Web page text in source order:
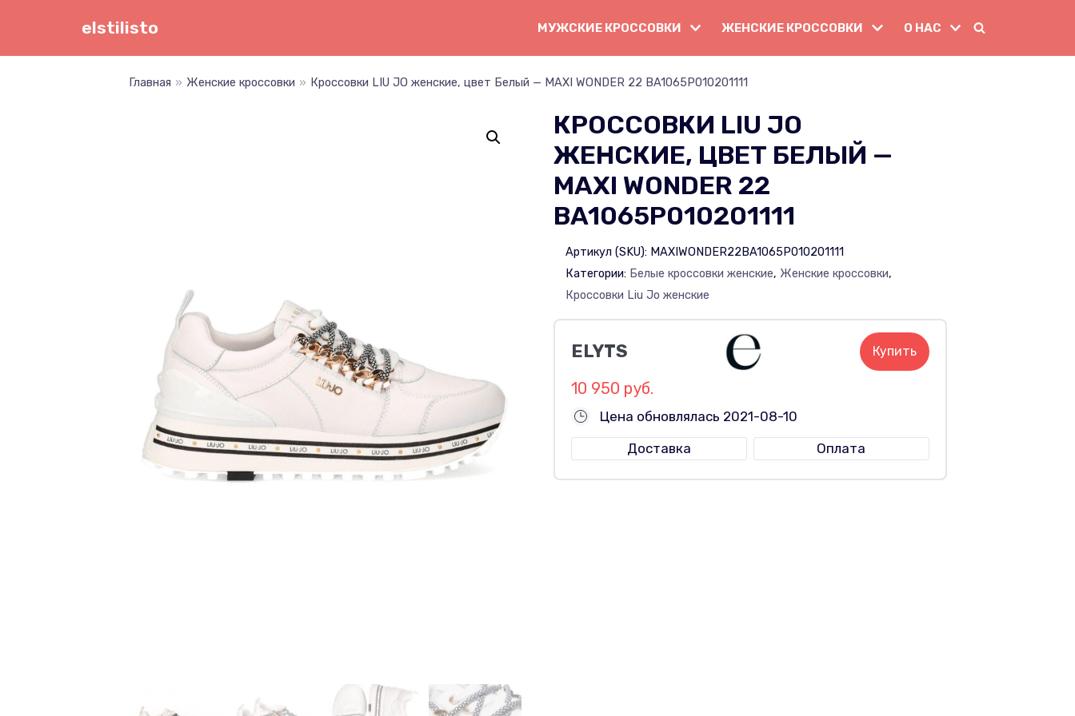
elstilisto МУЖСКИЕ КРОССОВКИ ЖЕНСКИЕ КРОССОВКИ О НАС
Главная » Женские кроссовки » Кроссовки LIU JO женские, цвет Белый — MAXI WONDER 22 BA1065P010201111
КРОССОВКИ LIU JO
ЖЕНСКИЕ, ЦВЕТ БЕЛЫЙ —
MAXI WONDER 22
BA1065P010201111
Артикул (SKU): MAXIWONDER22BA1065P010201111
Категории: Белые кроссовки женские, Женские кроссовки,
Кроссовки Liu Jo женские
ELYTS Купить
10 950 руб.
Цена обновлялась 2021-08-10
Доставка
Оплата